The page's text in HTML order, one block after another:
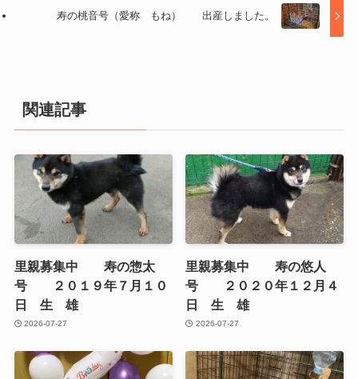
寿の桃音号（愛称 もね） 出産しました。
関連記事
里親募集中 寿の惣太
号 ２０１９年７月１０
日 生 雄
2026-07-27
里親募集中 寿の悠人
号 ２０２０年１２月４
日 生 雄
2026-07-27